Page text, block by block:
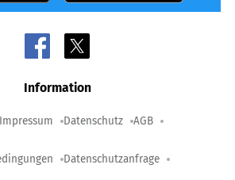
Information
Impressum Datenschutz AGB
Datenschutzanfrage